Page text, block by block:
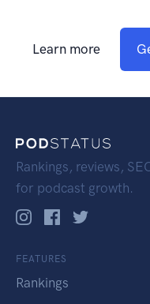
Learn more
Rankings, reviews,
for podcast growth.
FEATURES
Rankings